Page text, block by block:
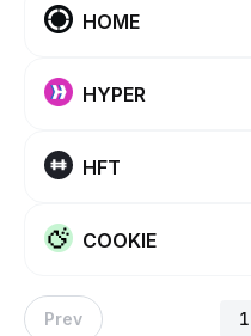
HOME
HYPER
HFT
COOKIE
Prev